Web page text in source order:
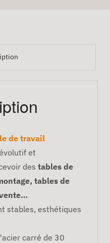
de travail
et
des tables de
tables de
stables, esthétiques
carré de 30